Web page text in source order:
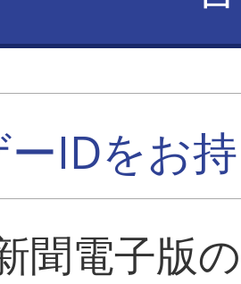
IDをお
聞電子版